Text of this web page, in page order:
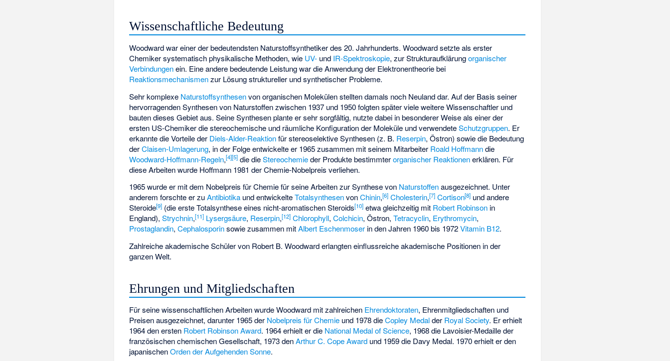
Wissenschaftliche Bedeutung
Woodward war einer der bedeutendsten Naturstoffsynthetiker des 20. Jahrhunderts. Woodward setzte als erster
Chemiker systematisch physikalische Methoden, wie UV- und IR-Spektroskopie, zur Strukturaufklärungorganischer
Verbindungenein. Eine andere bedeutende Leistung war die Anwendung der Elektronentheorie bei
Reaktionsmechanismenzur Lösung struktureller und synthetischer Probleme.
Sehr komplexe Naturstoffsynthesenvon organischen Molekülen stellten damals noch Neuland dar. Auf der Basis seiner
hervorragenden Synthesen von Naturstoffen zwischen 1937 und 1950 folgten später viele weitere Wissenschaftler und
bauten dieses Gebiet aus. Seine Synthesen plante er sehr sorgfältig, nutzte dabei in besonderer Weise als einer der
ersten US-Chemiker die stereochemische und räumliche Konfiguration der Moleküle und verwendeteSchutzgruppen. Er
erkannte die Vorteile der Diels-Alder-Reaktionfür stereoselektive Synthesen (z. B. Reserpin,Östron) sowie die Bedeutung
derClaisen-Umlagerung, in der Folge entwickelte er 1965 zusammen mit seinem Mitarbeiter Roald Hoffmanndie
Woodward-Hoffmann-Regeln,[4][5] die dieStereochemieder Produkte bestimmterorganischer Reaktionenerklären. Für
diese Arbeiten wurde Hoffmann 1981 der Chemie-Nobelpreis verliehen.
1965 wurde er mit dem Nobelpreis für Chemie für seine Arbeiten zur Synthese von Naturstoffenausgezeichnet. Unter
anderem forschte er zuAntibiotika und entwickelteTotalsynthesenvonChinin,[6] Cholesterin,[7] Cortison[8] und andere
Steroide[9] (die erste Totalsynthese eines nicht-aromatischen Steroids[10] etwa gleichzeitig mit Robert Robinson in
England),Strychnin,[11] Lysergsäure, Reserpin,[12] Chlorophyll,Colchicin,Östron,Tetracyclin, Erythromycin,
Prostaglandin,Cephalosporinsowie zusammen mitAlbert Eschenmoser in den Jahren 1960 bis 1972Vitamin B12.
Zahlreiche akademische Schüler von Robert B. Woodward erlangten einflussreiche akademische Positionen in der
ganzen Welt.
Ehrungen und Mitgliedschaften
Für seine wissenschaftlichen Arbeiten wurde Woodward mit zahlreichen Ehrendoktoraten, Ehrenmitgliedschaften und
Preisen ausgezeichnet, darunter 1965 der Nobelpreis für Chemie und 1978 dieCopley Medalder Royal Society. Er erhielt
1964 den ersten Robert Robinson Award. 1964 erhielt er die National Medal of Science, 1968 die Lavoisier-Medaille der
französischen chemischen Gesellschaft, 1973 denArthur C. Cope Award und 1959 die Davy Medal. 1970 erhielt er den
japanischenOrden der Aufgehenden Sonne.